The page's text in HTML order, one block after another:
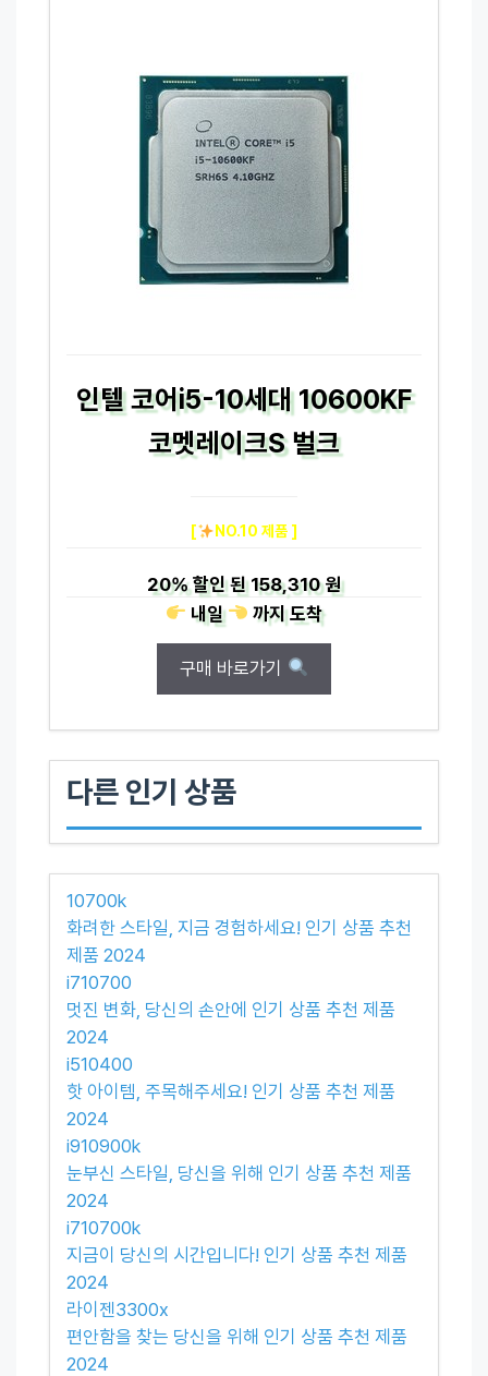
인텔 코어i5-10세대 10600KF
코멧레이크S 벌크
[ NO.10 제품 ]
20%할인 된158,310 원
내일
까지도착
구매 바로가기
다른 인기 상품
10700k
화려한 스타일, 지금 경험하세요! 인기 상품 추천
제품 2024
i710700
멋진 변화, 당신의 손안에 인기 상품 추천 제품
2024
i510400
핫 아이템, 주목해주세요! 인기 상품 추천 제품
2024
i910900k
눈부신 스타일, 당신을 위해 인기 상품 추천 제품
2024
i710700k
지금이 당신의 시간입니다! 인기 상품 추천 제품
2024
라이젠3300x
편안함을 찾는 당신을 위해 인기 상품 추천 제품
2024